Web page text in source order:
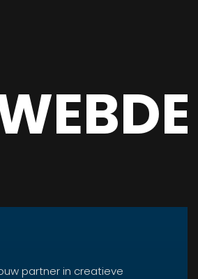
partner in creatieve